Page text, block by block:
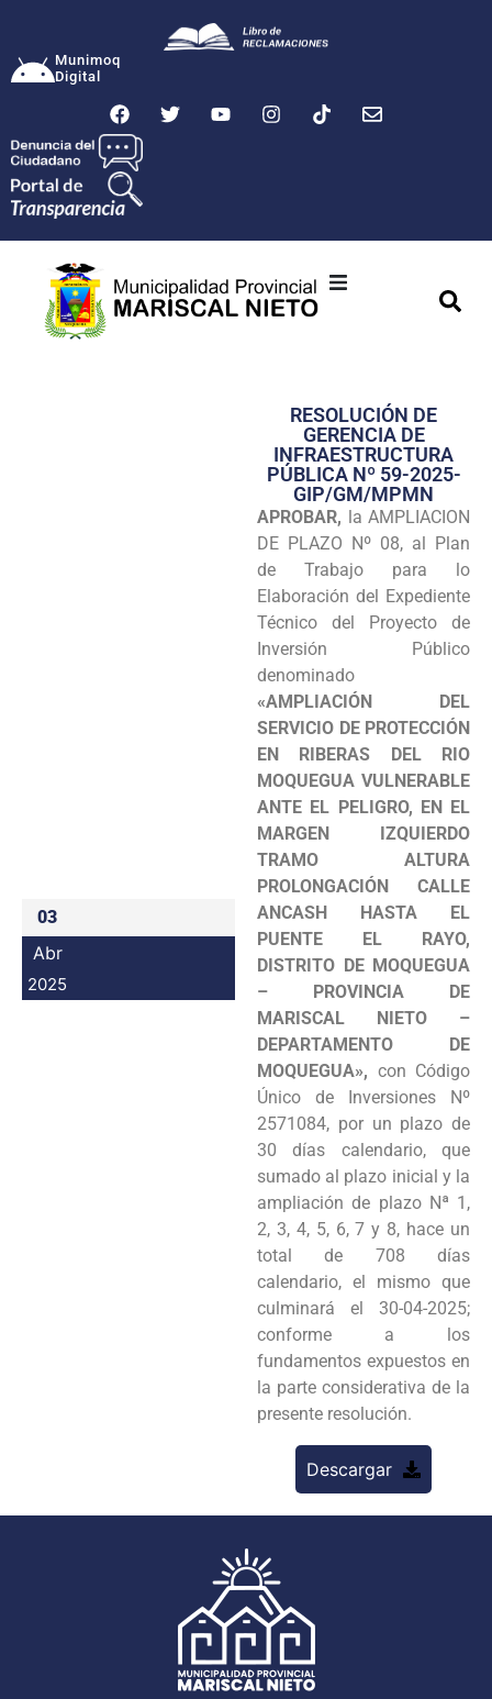
Munimoq
Digital
Transparencia
Seguridad
Programas
Intranet
03
Abr
2025
RESOLUCIÓN DE
GERENCIA DE
INFRAESTRUCTURA
PÚBLICA Nº 59-2025-
GIP/GM/MPMN
APROBAR, la AMPLIACION
DE PLAZO Nº 08, al Plan
de Trabajo para lo
Elaboración del Expediente
Técnico del Proyecto de
Inversión Público
denominado
«AMPLIACIÓN DEL
SERVICIO DE PROTECCIÓN
EN RIBERAS DEL RIO
MOQUEGUA VULNERABLE
ANTE EL PELIGRO, EN EL
MARGEN IZQUIERDO
TRAMO ALTURA
PROLONGACIÓN CALLE
ANCASH HASTA EL
PUENTE EL RAYO,
DISTRITO DE MOQUEGUA
– PROVINCIA DE
MARISCAL NIETO –
DEPARTAMENTO DE
MOQUEGUA», con Código
Único de Inversiones Nº
2571084, por un plazo de
30 días calendario, que
sumado al plazo inicial y la
ampliación de plazo Nª 1,
2, 3, 4, 5, 6, 7 y 8, hace un
total de 708 días
calendario, el mismo que
culminará el 30-04-2025;
conforme a los
fundamentos expuestos en
la parte considerativa de la
presente resolución.
Descargar